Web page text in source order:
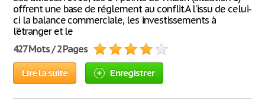
offrent une base de réglement au conflit.A l’issu de celui-
ci la balance commerciale, les investissements à
l’étranger et le
427 Mots / 2 Pages
Lire la suite Enregistrer